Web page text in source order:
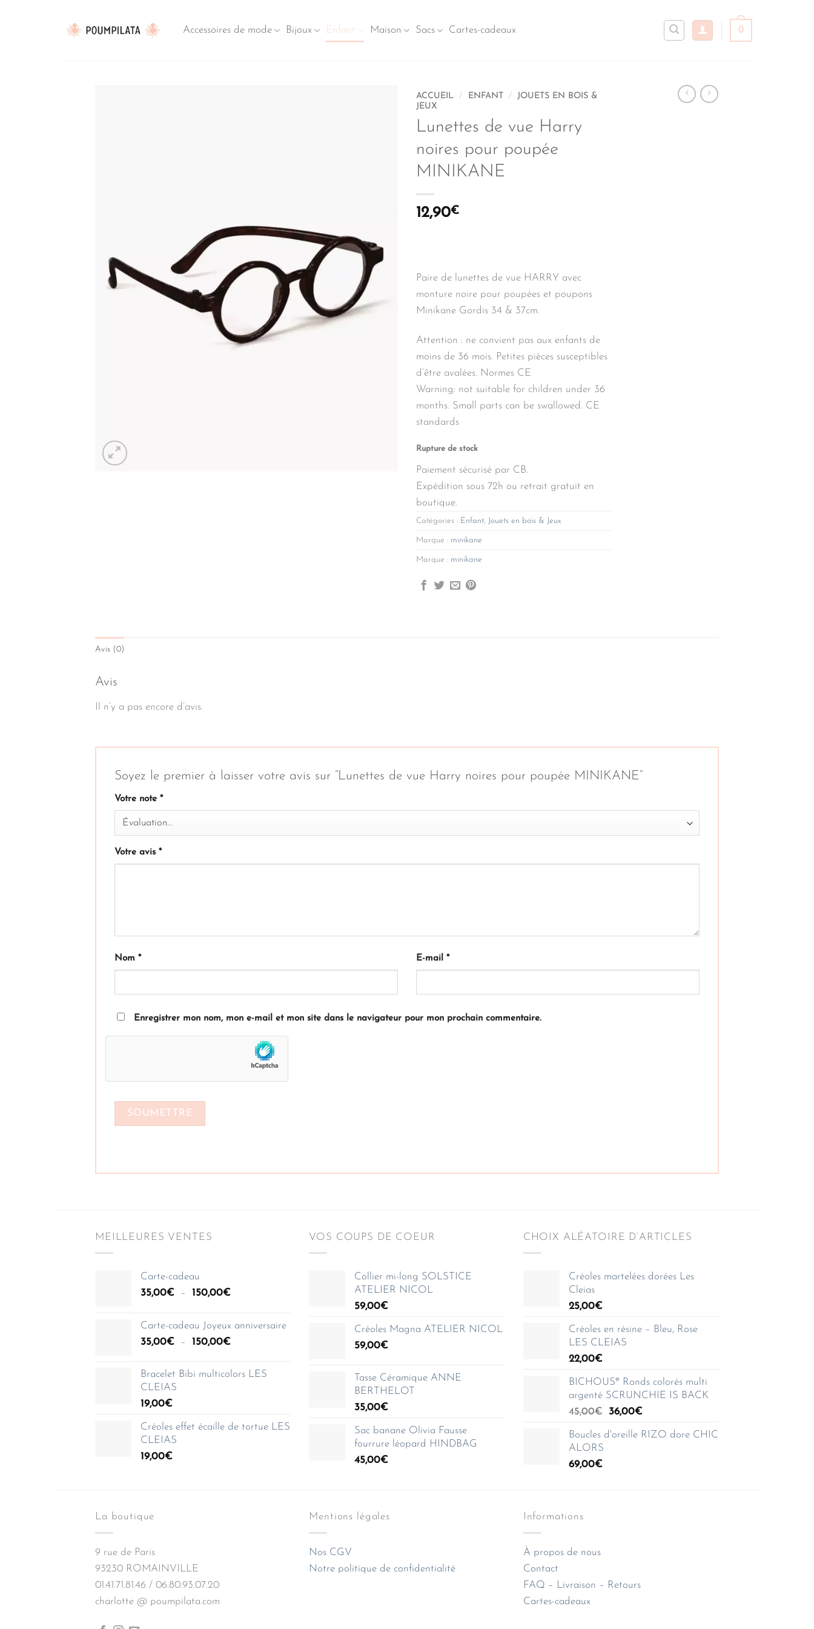
contenu
Accessoires de mode Bijoux Enfant Maison Sacs Cartes-cadeaux 0
ACCUEIL / ENFANT /
JOUETS EN BOIS &
JEUX
Lunettes de vue Harry
noires pour poupée
MINIKANE
12,90€
Paire de lunettes de vue HARRY avec
monture noire pour poupées et poupons
Minikane Gordis 34 & 37cm.
Attention : ne convient pas aux enfants de
moins de 36 mois. Petites pièces susceptibles
d’être avalées. Normes CE
Warning: not suitable for children under 36
months. Small parts can be swallowed. CE
standards
Rupture de stock
Paiement sécurisé par CB.
Expédition sous 72h ou retrait gratuit en
boutique.
Catégories : Enfant, Jouets en bois & Jeux
Marque : minikane
Marque : minikane
Avis (0)
Avis
Il n’y a pas encore d’avis.
Soyez le premier à laisser votre avis sur “Lunettes de vue Harry noires pour poupée MINIKANE”
Votre note *
Votre avis *
Nom * E-mail *
Enregistrer mon nom, mon e-mail et mon site dans le navigateur pour mon prochain commentaire.
MEILLEURES VENTES
Carte-cadeau
35,00€ – 150,00€Plage
à
Carte-cadeau Joyeux anniversaire
35,00€ – 150,00€Plage
prix :
Bracelet Bibi multicolors LES
CLEIAS
19,00€
Créoles effet écaille de tortue LES
CLEIAS
19,00€
VOS COUPS DE COEUR
Collier mi-long SOLSTICE
ATELIER NICOL
59,00€
Créoles Magna ATELIER NICOL
59,00€
Tasse Céramique ANNE
BERTHELOT
35,00€
Sac banane Olivia Fausse
fourrure léopard HINDBAG
45,00€
CHOIX ALÉATOIRE D’ARTICLES
Créoles martelées dorées Les
Cleias
25,00€
Créoles en résine – Bleu, Rose
LES CLEIAS
22,00€
BICHOUS® Ronds colorés multi
argenté SCRUNCHIE IS BACK
45,00€
Le
initial
36,00€Le
actuel
Boucles d'oreille RIZO dore CHIC
ALORS
69,00€
La boutique
9 rue de Paris
93230 ROMAINVILLE
01.41.71.81.46 / 06.80.93.07.20
charlotte @ poumpilata.com
Mentions légales
Nos CGV
Notre politique de confidentialité
Informations
À propos de nous
Contact
FAQ – Livraison – Retours
Cartes-cadeaux